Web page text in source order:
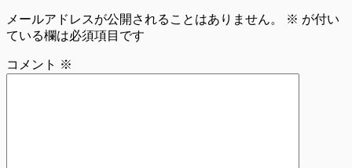
メールアドレスが公開されることはありません。 ※ が付い
ている欄は必須項目です
コメント ※